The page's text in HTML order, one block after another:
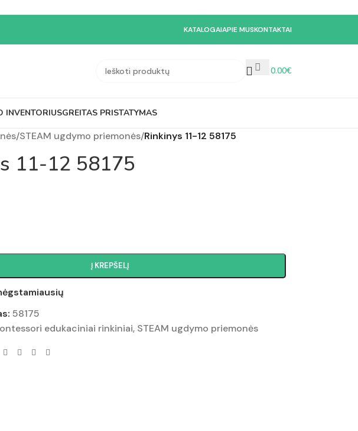
KATALOGAIAPIE MUSKONTAKTAI
0.00€
INVENTORIUSGREITAS PRISTATYMAS
/STEAM ugdymo priemonės/Rinkinys 11-12 58175
11-12 58175
Į KREPŠELĮ
58175
edukaciniai rinkiniai, STEAM ugdymo priemonės